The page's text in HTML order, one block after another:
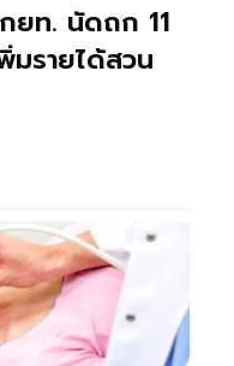
ยท. นัดถก 11
มรายได้สวน